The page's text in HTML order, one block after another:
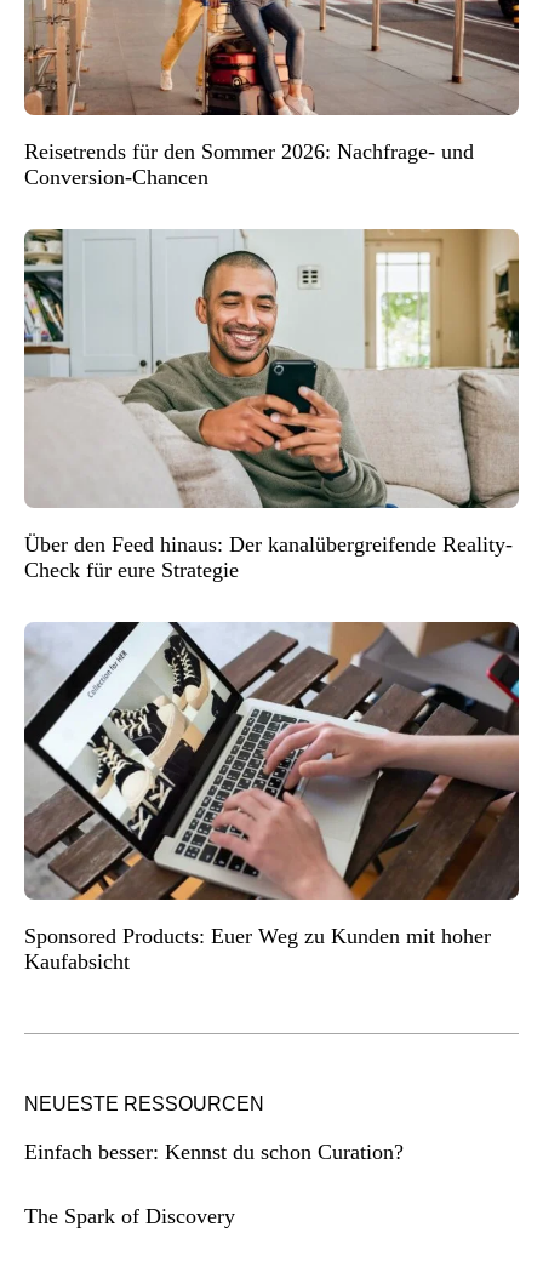
Reisetrends für den Sommer 2026: Nachfrage- und
Conversion-Chancen
Über den Feed hinaus: Der kanalübergreifende Reality-
Check für eure Strategie
Sponsored Products: Euer Weg zu Kunden mit hoher
Kaufabsicht
NEUESTE RESSOURCEN
Einfach besser: Kennst du schon Curation?
The Spark of Discovery